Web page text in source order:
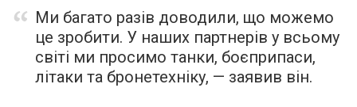
Ми багато разів доводили, що можемо
це зробити. У наших партнерів у всьому
світі ми просимо танки, боєприпаси,
літаки та бронетехніку, — заявив він.